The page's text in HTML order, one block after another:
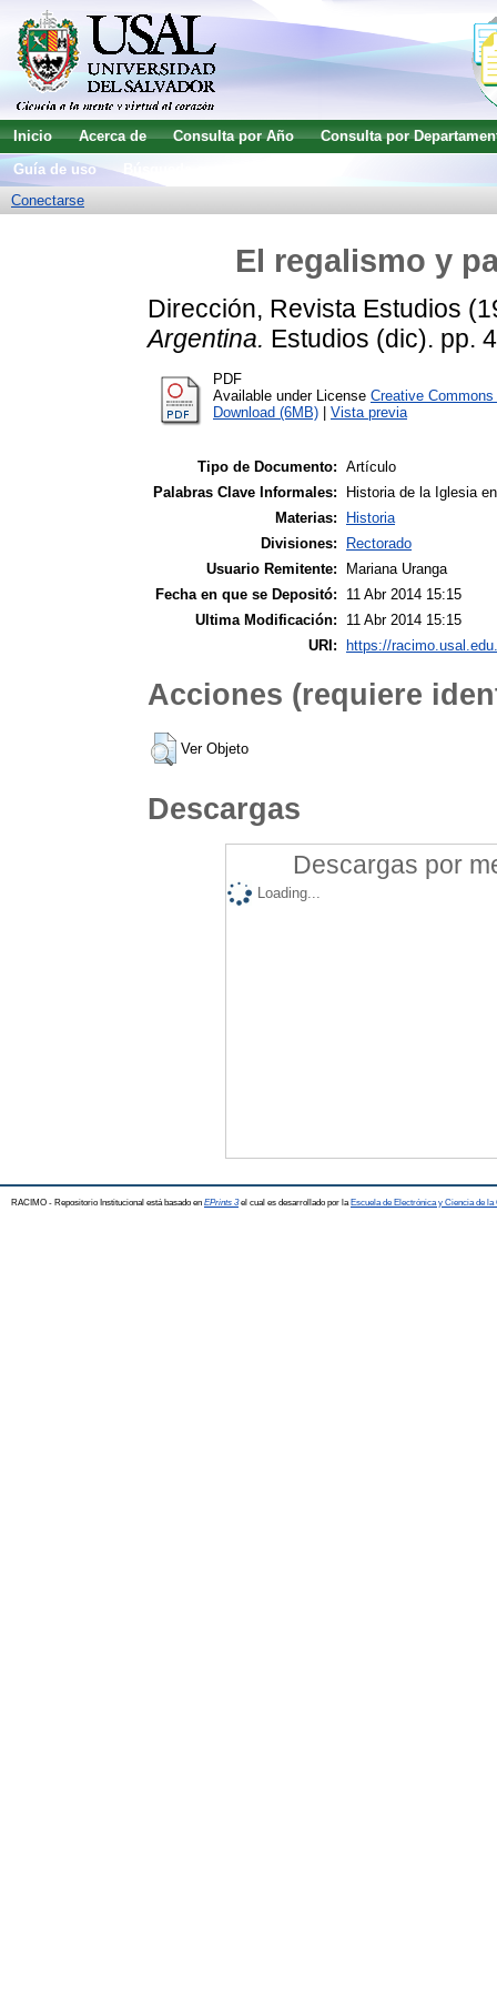
Inicio Acerca de Consulta por Año
Consulta por
Guía de uso
Conectarse
El regalismo y
Dirección, Revista Estudios
Argentina. Estudios (dic). pp.
PDF
Available under License Creative
Download (6MB)
Vista previa
Tipo de Documento: Artículo
Palabras Clave Informales:
Historia de la Iglesia
Materias:
Historia
Divisiones:
Rectorado
Usuario Remitente:
Mariana Uranga
Fecha en que se Depositó:
11 Abr 2014 15:15
Ultima Modificación:
11 Abr 2014 15:15
URI:
https://
Acciones (requiere
Ver Objeto
Descargas
Descargas por
Loading...
RACIMO - Repositorio Institucional está basado en EPrints 3el cual es desarrollado por la Escuela de Electrónica y Ciencia de la